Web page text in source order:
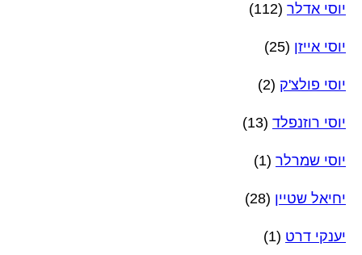
יוסי אדלר (112)
יוסי אייזן (25)
יוסי פולצ'ק (2)
יוסי רוזנפלד (13)
יוסי שמרלר (1)
יחיאל שטיין (28)
יענקי דרט (1)